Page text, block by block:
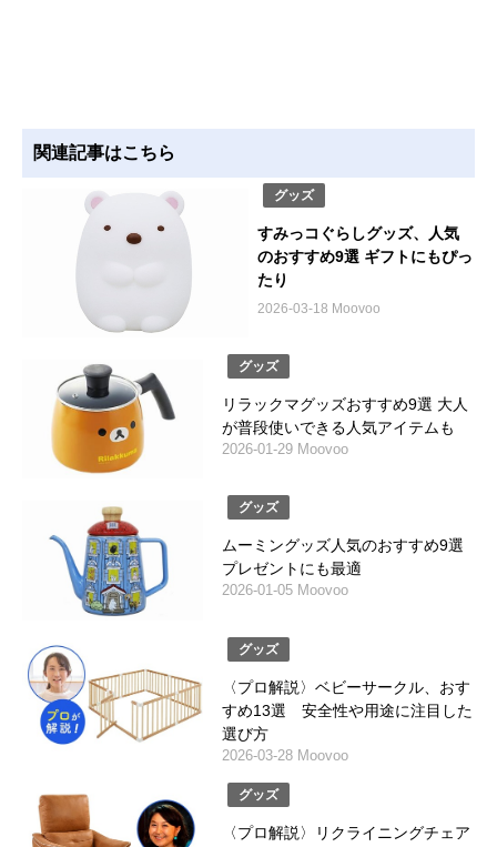
関連記事はこちら
グッズ
すみっコぐらしグッズ、人気
のおすすめ9選 ギフトにもぴっ
たり
2026-03-18 Moovoo
グッズ
リラックマグッズおすすめ9選 大人
が普段使いできる人気アイテムも
2026-01-29 Moovoo
グッズ
ムーミングッズ人気のおすすめ9選
プレゼントにも最適
2026-01-05 Moovoo
グッズ
〈プロ解説〉ベビーサークル、おす
すめ13選 安全性や用途に注目した
選び方
2026-03-28 Moovoo
グッズ
〈プロ解説〉リクライニングチェア